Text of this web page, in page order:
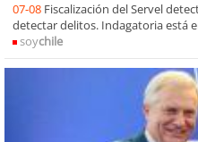
07-08 Fiscalización del Servel
detectar delitos. Indagatoria está
soychile